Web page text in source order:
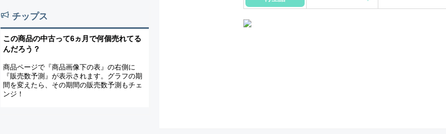
チップス
この商品の中古って6ヵ月で何個売れてる
んだろう？
商品ページで『商品画像下の表』の右側に
『販売数予測』が表示されます。グラフの期
間を変えたら、その期間の販売数予測もチェ
ンジ！